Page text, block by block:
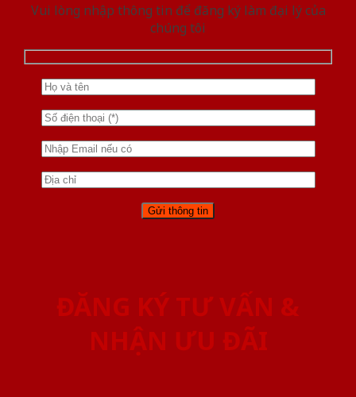
Vui lòng nhập thông tin để đăng ký làm đại lý của
chúng tôi
ĐĂNG KÝ TƯ VẤN &
NHẬN ƯU ĐÃI